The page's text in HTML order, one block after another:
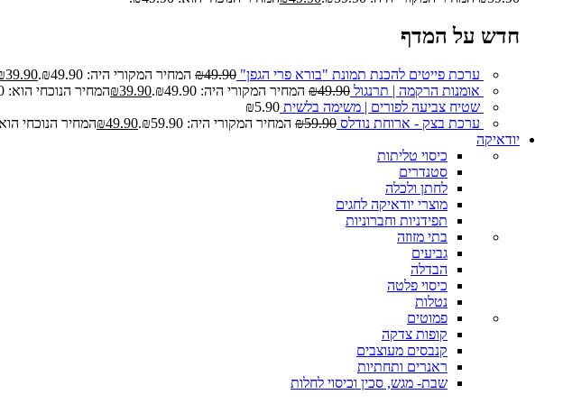
חדש על המדף
ערכת פייטים להכנת תמונת "בורא פרי הגפן" ₪49.90 המחיר המקורי היה: ₪49.90. 39.90
אומנות הרקמה | תרנגול
₪49.90 המחיר המקורי היה: ₪49.90. ₪39.90
המחיר הנוכחי הוא: ₪39.90.
שטיח צביעה לפורים | משימה בלשית
₪5.90
ערכת בצק - ארוחת נודלס
₪59.90 המחיר המקורי היה: ₪59.90. ₪49.90
המחיר הנוכחי הוא:
יודאיקה
כיסוי טליתות
סטנדרים
לחתן ולכלה
מוצרי יודאיקה לחגים
תפידניות וחברוניות
בתי מזוזה
גביעים
הבדלה
כיסוי פלטה
נטלות
פמוטים
קופות צדקה
קנבסים מעוצבים
ראנרים ותחתיות
שבת- מגש, סכין וכיסוי לחלות